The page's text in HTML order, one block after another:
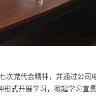
次党代会精神，并通过公司
式开展学习，掀起学习宣